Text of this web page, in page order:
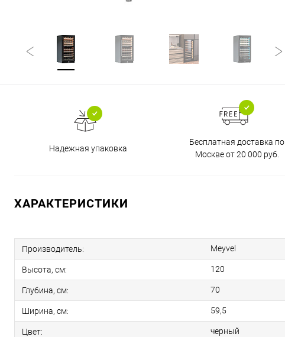
Надежная упаковка
Бесплатная доставка по
Москве от 20 000 руб.
ХАРАКТЕРИСТИКИ
Производитель: Meyvel
Высота, см: 120
Глубина, см: 70
Ширина, см: 59,5
Цвет: черный